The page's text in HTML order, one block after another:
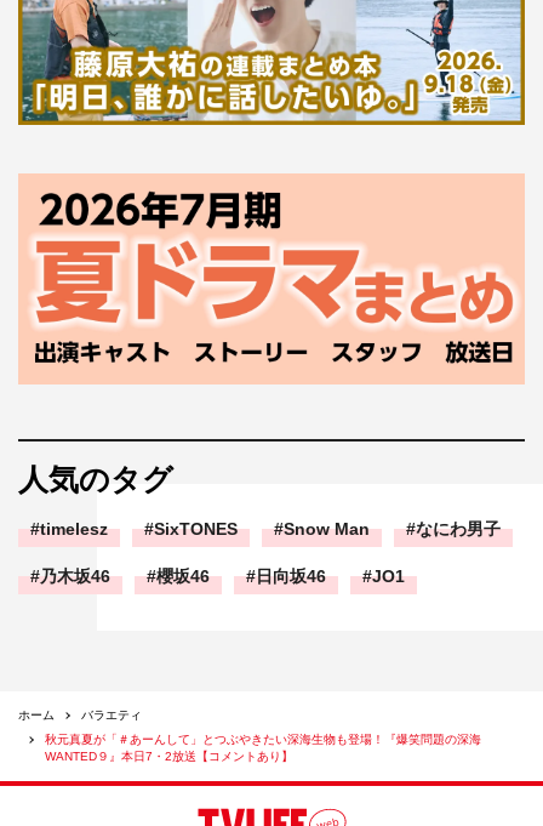
人気のタグ
timelesz SixTONES Snow Man なにわ男子
乃木坂46 櫻坂46 日向坂46 JO1
ホーム
バラエティ
秋元真夏が「＃あーんして」とつぶやきたい深海生物も登場！『爆笑問題の深海
WANTED９』本日7・2放送【コメントあり】